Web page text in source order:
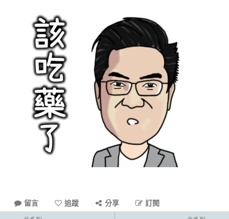
留言 追蹤 分享 訂閱